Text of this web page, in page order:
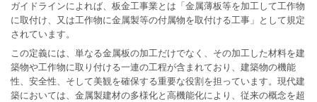
ガイドラインによれば、板金工事業とは「金属薄板等を加工して工作物
に取付け、又は工作物に金属製等の付属物を取付ける工事」として規定
されています。
この定義には、単なる金属板の加工だけでなく、その加工した材料を建
築物や工作物に取り付ける一連の工程が含まれており、建築物の機能
性、安全性、そして美観を確保する重要な役割を担っています。現代建
築においては、金属製建材の多様化と高機能化により、従来の概念を超